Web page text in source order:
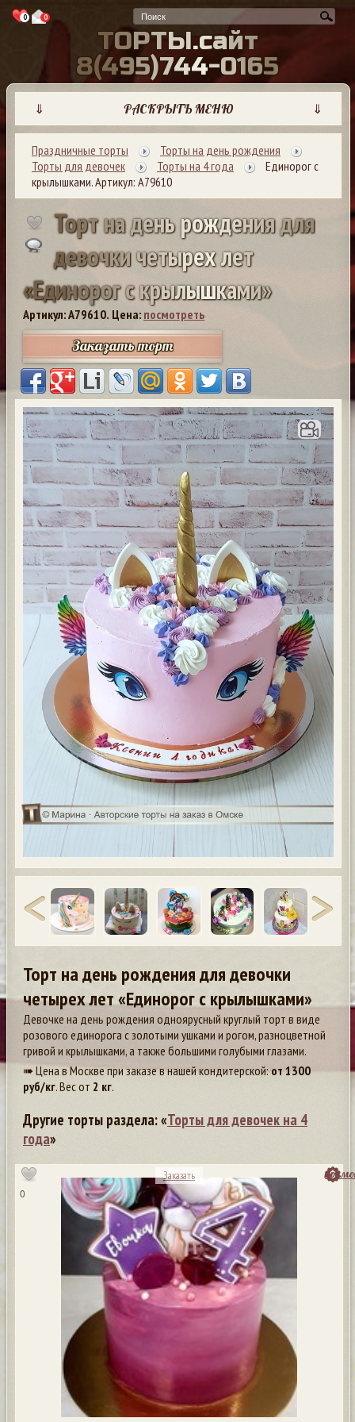
0 0
ТОРТЫ.сайт
8(495)744-0165
⇓ РАСКРЫТЬ МЕНЮ ⇓
Праздничные торты
Торты на день рождения
Торты для девочек
Торты на 4 года
Единорог с
крылышками. Артикул: А79610
Тортнаденьрождениядля
девочкичетырехлет
«Единорогскрылышками»
Артикул: A79610. Цена: посмотреть
Заказать торт
Торт на день рождения для девочки
четырех лет «Единорог с крылышками»
Девочке на день рождения одноярусный круглый торт в виде
розового единорога с золотыми ушками и рогом, разноцветной
гривой и крылышками, а также большими голубыми глазами.
➠ Цена в Москве при заказе в нашей кондитерской:от1300
руб/кг. Вес от 2 кг.
Другие торты раздела: «Торты для девочек на 4
года»
0
Заказать